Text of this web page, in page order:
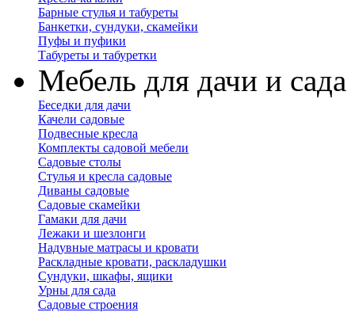
Барные стулья и табуреты
Банкетки, сундуки, скамейки
Пуфы и пуфики
Табуреты и табуретки
Мебель для дачи и сада
Беседки для дачи
Качели садовые
Подвесные кресла
Комплекты садовой мебели
Садовые столы
Стулья и кресла садовые
Диваны садовые
Садовые скамейки
Гамаки для дачи
Лежаки и шезлонги
Надувные матрасы и кровати
Раскладные кровати, раскладушки
Сундуки, шкафы, ящики
Урны для сада
Садовые строения